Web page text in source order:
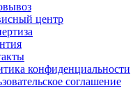
центр
конфиденциальности
соглашение